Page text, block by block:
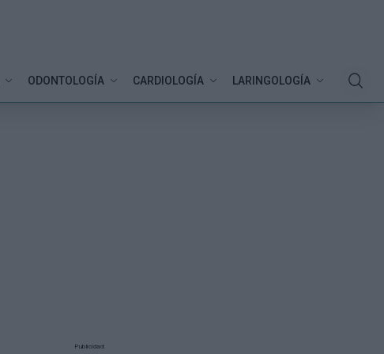
ODONTOLOGÍA CARDIOLOGÍA LARINGOLOGÍA
Publicidad: